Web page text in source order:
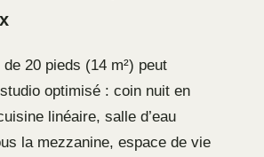
20 pieds (14 m²) peut
optimisé : coin nuit en
linéaire, salle d’eau
la mezzanine, espace de vie